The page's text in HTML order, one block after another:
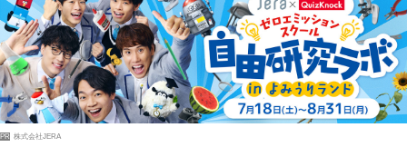
PR 株式会社JERA